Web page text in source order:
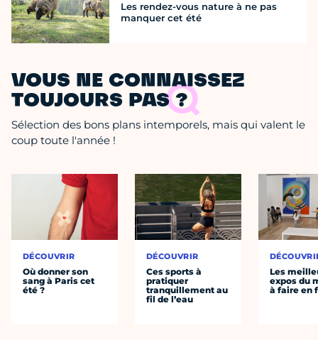
Les rendez-vous nature à ne pas
manquer cet été
VOUS NE CONNAISSEZ
TOUJOURS PAS ?
Sélection des bons plans intemporels, mais qui valent le
coup toute l'année !
DÉCOUVRIR
Où donner son
sang à Paris cet
été ?
DÉCOUVRIR
Ces sports à
pratiquer
tranquillement au
fil de l’eau
Les
expos du
à faire en